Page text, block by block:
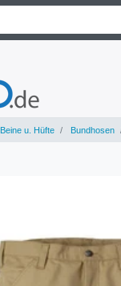
Beine u. Hüfte Bundhosen